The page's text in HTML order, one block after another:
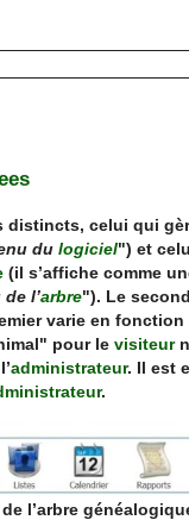
distincts, celui qui
dulogiciel") et
(il s’affiche comme
de l’arbre"). Le
varie en fonction
pour levisiteur
administrateur. Il est
.
l’arbre